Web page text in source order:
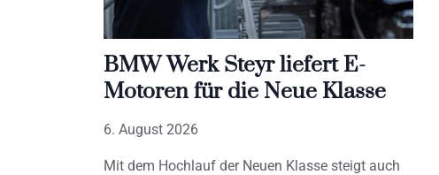
BMW Werk Steyr liefert E-
Motoren für die Neue Klasse
6. August 2026
Mit dem Hochlauf der Neuen Klasse steigt auch